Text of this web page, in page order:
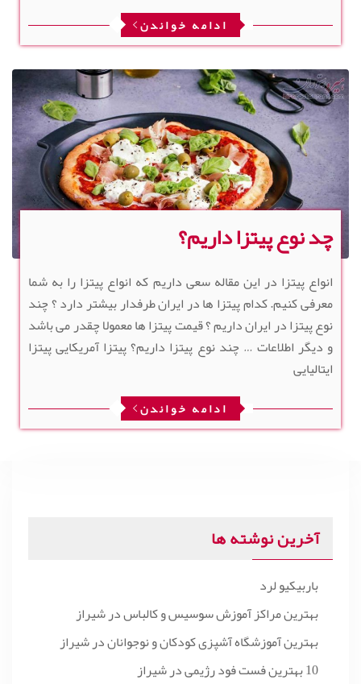
ادامه خواندن
چد نوع پیتزا داریم؟
انواع پیتزا در این مقاله سعی داریم که انواع پیتزا را به شما
معرفی کنیم. کدام پیتزا ها در ایران طرفدار بیشتر دارد ؟ چند
نوع پیتزا در ایران داریم ؟ قیمت پیتزا ها معمولا چقدر می باشد
و دیگر اطلاعات … چند نوع پیتزا داریم؟ پیتزا آمریکایی پیتزا
ایتالیایی
ادامه خواندن
آخرین نوشته ها
باربیکیو لرد
بهترین مراکز آموزش سوسیس و کالباس در شیراز
بهترین آموزشگاه آشپزی کودکان و نوجوانان در شیراز
10 بهترین فست فود رژیمی در شیراز